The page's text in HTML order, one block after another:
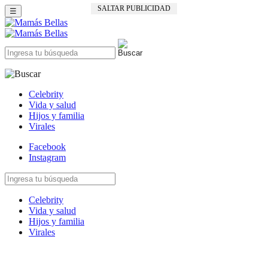
SALTAR PUBLICIDAD
☰
Celebrity
Vida y salud
Hijos y familia
Virales
Facebook
Instagram
Celebrity
Vida y salud
Hijos y familia
Virales